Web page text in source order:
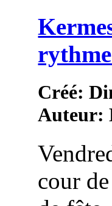
Créé:
Auteur:
cour